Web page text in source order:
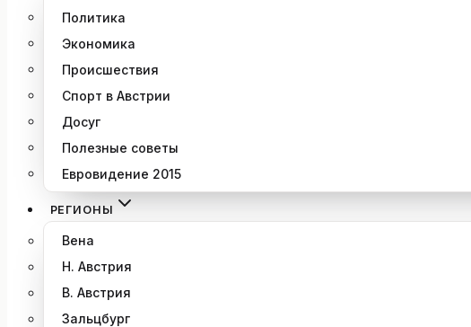
Политика
Экономика
Происшествия
Спорт в Австрии
Досуг
Полезные советы
Евровидение 2015
РЕГИОНЫ
Вена
Н. Австрия
В. Австрия
Зальцбург